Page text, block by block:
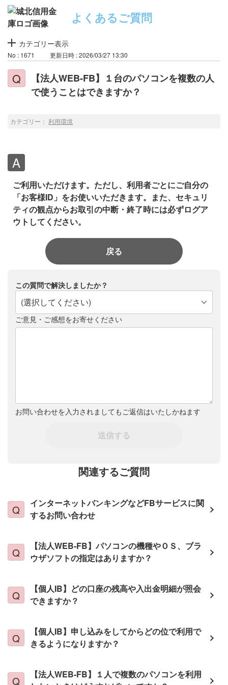
よくあるご質問
カテゴリー表示
No : 1671 更新日時 : 2026/03/27 13:30
【法人WEB-FB】１台のパソコンを複数の人
で使うことはできますか？
カテゴリー： 利用環境
ご利用いただけます。ただし、利用者ごとにご自分の
「お客様ID」をお使いいただきます。また、セキュリ
ティの観点からお取引の中断・終了時には必ずログア
ウトしてください。
戻る
この質問で解決しましたか？
(選択してください)
ご意見・ご感想をお寄せください
お問い合わせを入力されましてもご返信はいたしかねます
送信する
関連するご質問
インターネットバンキングなどFBサービスに関
するお問い合わせ
【法人WEB-FB】パソコンの機種やＯＳ、ブラ
ウザソフトの指定はありますか？
【個人IB】どの口座の残高や入出金明細が照会
できますか？
【個人IB】申し込みをしてからどの位で利用で
きるようになりますか？
【法人WEB-FB】１人で複数のパソコンを利用